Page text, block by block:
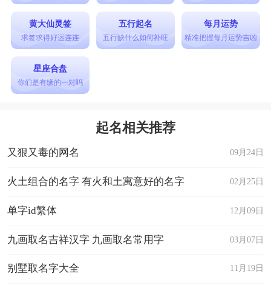
黄大仙灵签
求签求得好运连连
五行起名
五行缺什么如何补旺
每月运势
精准把握每月运势吉凶
星座合盘
你们是有缘的一对吗
起名相关推荐
09月24日
又狠又毒的网名
02月25日
火土组合的名字 有火和土寓意好的名字
12月09日
单字id繁体
03月07日
九画取名吉祥汉字 九画取名常用字
11月19日
别墅取名字大全